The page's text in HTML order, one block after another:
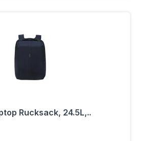
Rucksack, 24.5L,..